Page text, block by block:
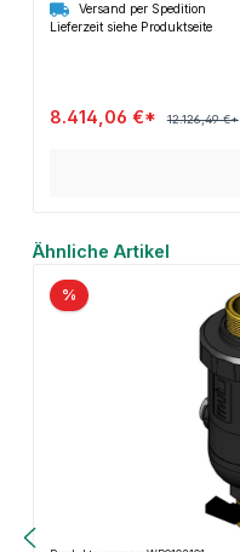
Versand per Spedition
Lieferzeit siehe Produktseite
8.414,06 €* 12.126,49 €*
Produktgalerie überspringen
Ähnliche Artikel
%